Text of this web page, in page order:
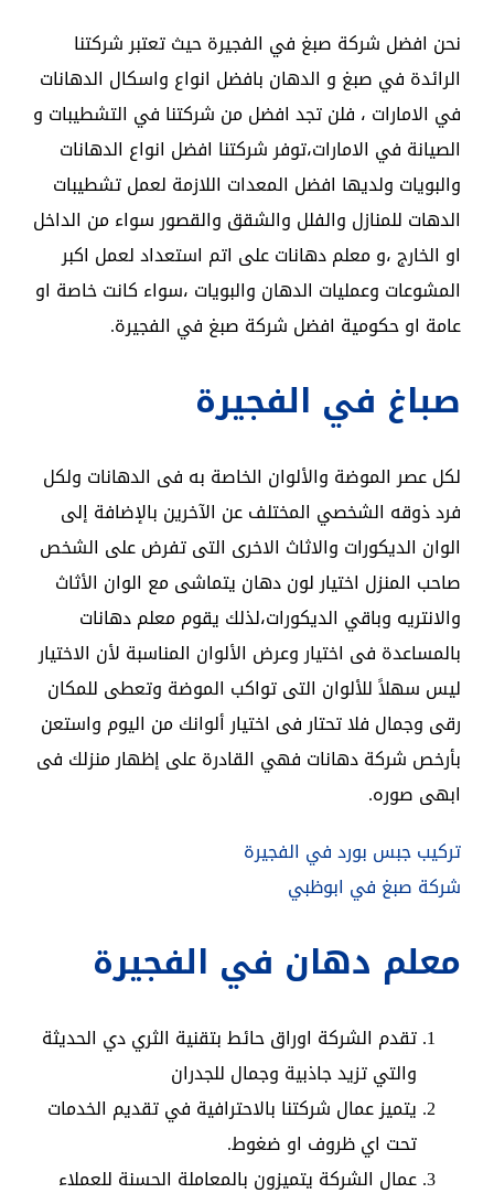
نحن افضل شركة صبغ في الفجيرة حيث تعتبر شركتنا
الرائدة في صبغ و الدهان بافضل انواع واسكال الدهانات
في الامارات ، فلن تجد افضل من شركتنا في التشطيبات و
الصيانة في الامارات،توفر شركتنا افضل انواع الدهانات
والبويات ولديها افضل المعدات اللازمة لعمل تشطيبات
الدهات للمنازل والفلل والشقق والقصور سواء من الداخل
او الخارج ،و معلم دهانات على اتم استعداد لعمل اكبر
المشوعات وعمليات الدهان والبويات ،سواء كانت خاصة او
عامة او حكومية افضل شركة صبغ في الفجيرة.
صباغ في الفجيرة
لكل عصر الموضة والألوان الخاصة به فى الدهانات ولكل
فرد ذوقه الشخصي المختلف عن الآخرين بالإضافة إلى
الوان الديكورات والاثاث الاخرى التى تفرض على الشخص
صاحب المنزل اختيار لون دهان يتماشى مع الوان الأثاث
والانتريه وباقي الديكورات،لذلك يقوم معلم دهانات
بالمساعدة فى اختيار وعرض الألوان المناسبة لأن الاختيار
ليس سهلاً للألوان التى تواكب الموضة وتعطى للمكان
رقى وجمال فلا تحتار فى اختيار ألوانك من اليوم واستعن
بأرخص شركة دهانات فهي القادرة على إظهار منزلك فى
ابهى صوره.
تركيب جبس بورد في الفجيرة
شركة صبغ في ابوظبي
معلم دهان في الفجيرة
تقدم الشركة اوراق حائط بتقنية الثري دي الحديثة
والتي تزيد جاذبية وجمال للجدران
يتميز عمال شركتنا بالاحترافية في تقديم الخدمات
تحت اي ظروف او ضغوط.
عمال الشركة يتميزون بالمعاملة الحسنة للعملاء